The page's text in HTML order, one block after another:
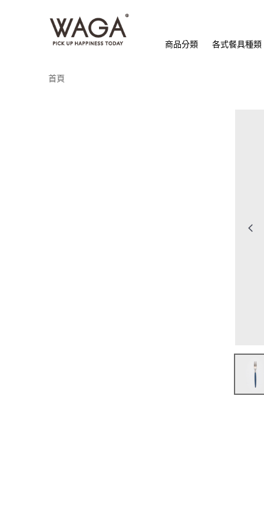
商品分類 各式餐具種類
首頁